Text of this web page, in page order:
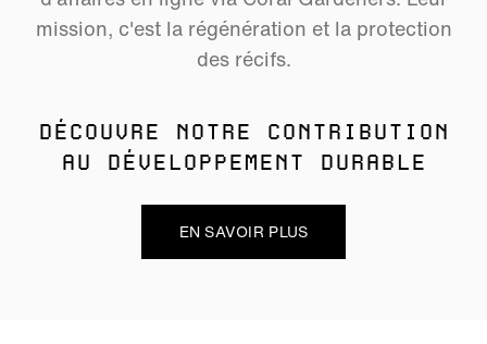
mission, c'est la régénération et la protection
des récifs.
DÉCOUVRE NOTRE CONTRIBUTION
AU DÉVELOPPEMENT DURABLE
EN SAVOIR PLUS